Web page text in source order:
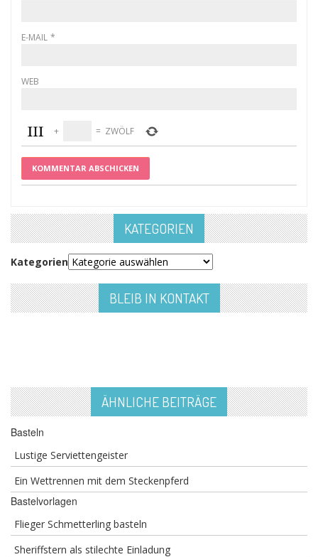
E-MAIL *
WEB
+ = ZWÖLF
KATEGORIEN
Kategorien
BLEIB IN KONTAKT
ÄHNLICHE BEITRÄGE
Basteln
Lustige Serviettengeister
Ein Wettrennen mit dem Steckenpferd
Bastelvorlagen
Flieger Schmetterling basteln
Sheriffstern als stilechte Einladung